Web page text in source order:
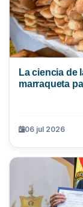
La ciencia de
marraqueta
06 jul 2026